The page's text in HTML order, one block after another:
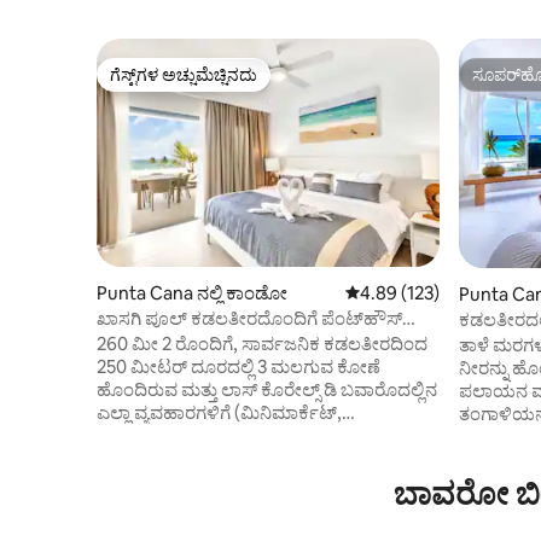
ಗೆಸ್ಟ್‌ಗಳ ಅಚ್ಚುಮೆಚ್ಚಿನದು
ಗೆಸ್ಟ್‌ಗಳ ಅಚ್ಚುಮೆಚ್ಚಿನದು
Punta Cana ನಲ್ಲಿ ಕಾಂಡೋ 5 ರಲ್ಲಿ 4.89 ಸರಾಸರಿ
4.89 (123)
ಖಾಸಗಿ ಪೂಲ್ ಕಡಲತೀರದೊಂದಿಗೆ ಪೆಂಟ್‌ಹೌಸ್
260m2 50m
260 ಮೀ 2 ರೊಂದಿಗೆ, ಸಾರ್ವಜನಿಕ ಕಡಲತೀರದಿಂದ
250 ಮೀಟರ್ ದೂರದಲ್ಲಿ 3 ಮಲಗುವ ಕೋಣೆ
ಹೊಂದಿರುವ ಮತ್ತು ಲಾಸ್ ಕೊರೇಲ್ಸ್ ಡಿ ಬವಾರೊದಲ್ಲಿನ
ಎಲ್ಲಾ ವ್ಯವಹಾರಗಳಿಗೆ (ಮಿನಿಮಾರ್ಕೆಟ್,
ಲಿವಿಂಗ್ ರೂಮ್, ಕಿಚನ್-ಬಾರ್, ಸೋಫಾ-ಬೆಡ್,
Punta
ತಾಳೆ
ನೀರನ್ನು
ಪಲಾಯನ
ಬಾವರೋ